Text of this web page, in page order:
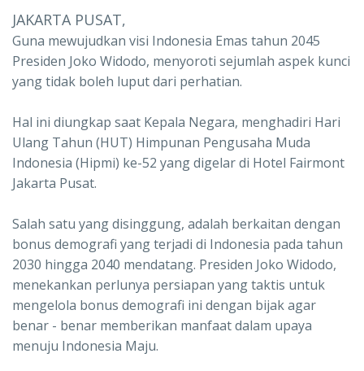
JAKARTA PUSAT,
Guna mewujudkan visi Indonesia Emas tahun 2045
Presiden Joko Widodo, menyoroti sejumlah aspek kunci
yang tidak boleh luput dari perhatian.
Hal ini diungkap saat Kepala Negara, menghadiri Hari
Ulang Tahun (HUT) Himpunan Pengusaha Muda
Indonesia (Hipmi) ke-52 yang digelar di Hotel Fairmont
Jakarta Pusat.
Salah satu yang disinggung, adalah berkaitan dengan
bonus demografi yang terjadi di Indonesia pada tahun
2030 hingga 2040 mendatang. Presiden Joko Widodo,
menekankan perlunya persiapan yang taktis untuk
mengelola bonus demografi ini dengan bijak agar
benar - benar memberikan manfaat dalam upaya
menuju Indonesia Maju.